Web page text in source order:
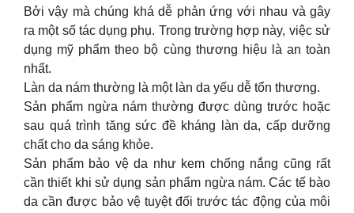
Bởi vậy mà chúng khá dễ phản ứng với nhau và gây
ra một số tác dụng phụ. Trong trường hợp này, việc sử
dụng mỹ phẩm theo bộ cùng thương hiệu là an toàn
nhất.
Làn da nám thường là một làn da yếu dễ tổn thương.
Sản phẩm ngừa nám thường được dùng trước hoặc
sau quá trình tăng sức đề kháng làn da, cấp dưỡng
chất cho da sáng khỏe.
Sản phẩm bảo vệ da như kem chống nắng cũng rất
cần thiết khi sử dụng sản phẩm ngừa nám. Các tế bào
da cần được bảo vệ tuyệt đối trước tác động của môi